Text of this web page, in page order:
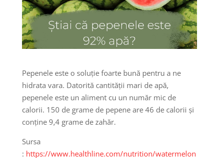
Pepenele este o soluție foarte bună pentru a ne
hidrata vara. Datorită cantității mari de apă,
pepenele este un aliment cu un număr mic de
calorii. 150 de grame de pepene are 46 de calorii și
conține 9,4 grame de zahăr.
Sursa
: https://www.healthline.com/nutrition/watermelon